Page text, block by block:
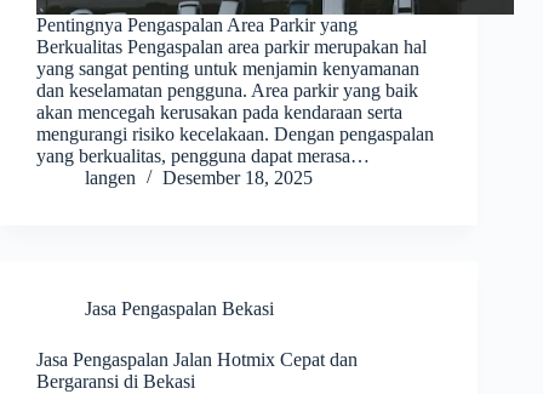
Pentingnya Pengaspalan Area Parkir yang
Berkualitas Pengaspalan area parkir merupakan hal
yang sangat penting untuk menjamin kenyamanan
dan keselamatan pengguna. Area parkir yang baik
akan mencegah kerusakan pada kendaraan serta
mengurangi risiko kecelakaan. Dengan pengaspalan
yang berkualitas, pengguna dapat merasa…
langen
Desember 18, 2025
Jasa Pengaspalan Bekasi
Jasa Pengaspalan Jalan Hotmix Cepat dan
Bergaransi di Bekasi